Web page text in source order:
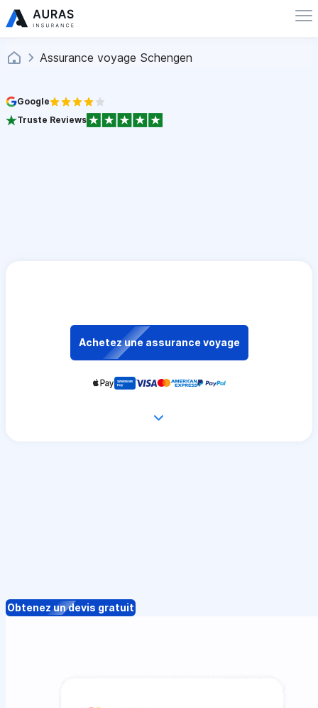
Assurance voyage Schengen
Google
Truste Reviews
Achetez une assurance voyage
Obtenez un devis gratuit